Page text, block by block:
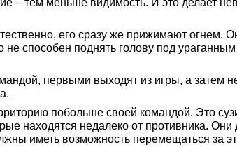
– тем меньше видимость. И это делает
его сразу же прижимают огнем.
способен поднять голову под
первыми выходят из игры, а затем
побольше своей командой. Это
находятся недалеко от противника.
иметь возможность перемещаться за